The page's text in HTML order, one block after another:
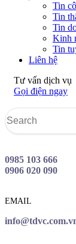
Tin
Tin
Tin
Kinh
Tin
Liên hệ
Tư vấn dịch vụ
Gọi điện ngay
0985 103 666
0906 020 090
EMAIL